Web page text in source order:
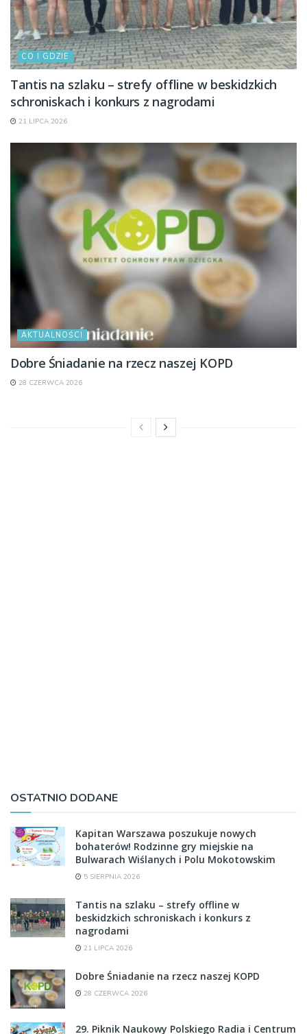
CO I GDZIE
Tantis na szlaku – strefy offline w beskidzkich
schroniskach i konkurs z nagrodami
21 LIPCA 2026
AKTUALNOŚCI
Dobre Śniadanie na rzecz naszej KOPD
28 CZERWCA 2026
OSTATNIO DODANE
Kapitan Warszawa poszukuje nowych
bohaterów! Rodzinne gry miejskie na
Bulwarach Wiślanych i Polu Mokotowskim
5 SIERPNIA 2026
Tantis na szlaku – strefy offline w
beskidzkich schroniskach i konkurs z
nagrodami
21 LIPCA 2026
Dobre Śniadanie na rzecz naszej KOPD
28 CZERWCA 2026
29. Piknik Naukowy Polskiego Radia i Centrum